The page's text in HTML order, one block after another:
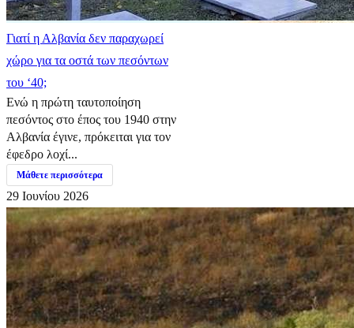
Γιατί η Αλβανία δεν παραχωρεί
χώρο για τα οστά των πεσόντων
του ‘40;
Ενώ η πρώτη ταυτοποίηση
πεσόντος στο έπος του 1940 στην
Αλβανία έγινε, πρόκειται για τον
έφεδρο λοχί...
Μάθετε περισσότερα
29 Ιουνίου 2026